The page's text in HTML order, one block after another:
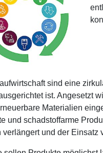
sind eine
ist. Angesetzt
Materialien
und schadstoffarme
und der Einsatz